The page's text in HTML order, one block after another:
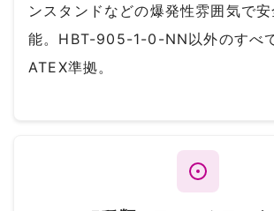
ンスタンドなどの爆発性雰囲気で
能。HBT-905-1-0-NN以外のすべ
ATEX準拠。